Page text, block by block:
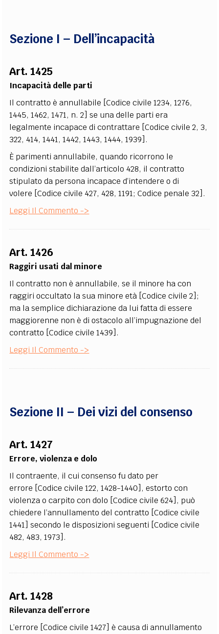
Sezione I – Dell’incapacità
Art. 1425
Incapacità delle parti
Il contratto è annullabile [Codice civile 1234, 1276,
1445, 1462, 1471, n. 2] se una delle parti era
legalmente incapace di contrattare [Codice civile 2, 3,
322, 414, 1441, 1442, 1443, 1444, 1939].
È parimenti annullabile, quando ricorrono le
condizioni stabilite dall’articolo 428, il contratto
stipulato da persona incapace d’intendere o di
volere [Codice civile 427, 428, 1191; Codice penale 32].
Leggi Il Commento ->
Art. 1426
Raggiri usati dal minore
Il contratto non è annullabile, se il minore ha con
raggiri occultato la sua minore età [Codice civile 2];
ma la semplice dichiarazione da lui fatta di essere
maggiorenne non è di ostacolo all’impugnazione del
contratto [Codice civile 1439].
Leggi Il Commento ->
Sezione II – Dei vizi del consenso
Art. 1427
Errore, violenza e dolo
Il contraente, il cui consenso fu dato per
errore [Codice civile 122, 1428-1440], estorto con
violenza o carpito con dolo [Codice civile 624], può
chiedere l’annullamento del contratto [Codice civile
1441] secondo le disposizioni seguenti [Codice civile
482, 483, 1973].
Leggi Il Commento ->
Art. 1428
Rilevanza dell’errore
L’errore [Codice civile 1427] è causa di annullamento